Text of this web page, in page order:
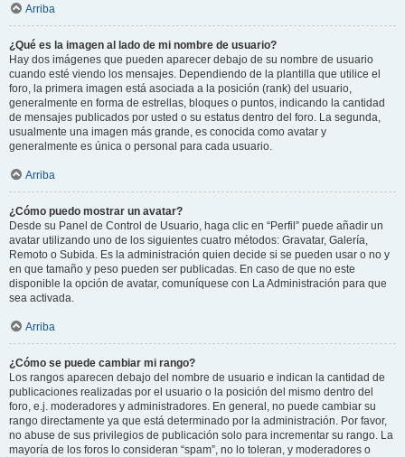
Arriba
¿Qué es la imagen al lado de mi nombre de usuario?
Hay dos imágenes que pueden aparecer debajo de su nombre de usuario
cuando esté viendo los mensajes. Dependiendo de la plantilla que utilice el
foro, la primera imagen está asociada a la posición (rank) del usuario,
generalmente en forma de estrellas, bloques o puntos, indicando la cantidad
de mensajes publicados por usted o su estatus dentro del foro. La segunda,
usualmente una imagen más grande, es conocida como avatar y
generalmente es única o personal para cada usuario.
Arriba
¿Cómo puedo mostrar un avatar?
Desde su Panel de Control de Usuario, haga clic en “Perfil” puede añadir un
avatar utilizando uno de los siguientes cuatro métodos: Gravatar, Galería,
Remoto o Subida. Es la administración quien decide si se pueden usar o no y
en que tamaño y peso pueden ser publicadas. En caso de que no este
disponible la opción de avatar, comuníquese con La Administración para que
sea activada.
Arriba
¿Cómo se puede cambiar mi rango?
Los rangos aparecen debajo del nombre de usuario e indican la cantidad de
publicaciones realizadas por el usuario o la posición del mismo dentro del
foro, e.j. moderadores y administradores. En general, no puede cambiar su
rango directamente ya que está determinado por la administración. Por favor,
no abuse de sus privilegios de publicación solo para incrementar su rango. La
mayoría de los foros lo consideran “spam”, no lo toleran, y moderadores o